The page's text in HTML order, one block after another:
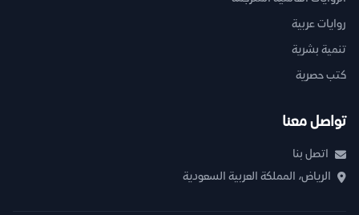
روايات عربية
تنمية بشرية
كتب حصرية
تواصل معنا
اتصل بنا
الرياض، المملكة العربية السعودية